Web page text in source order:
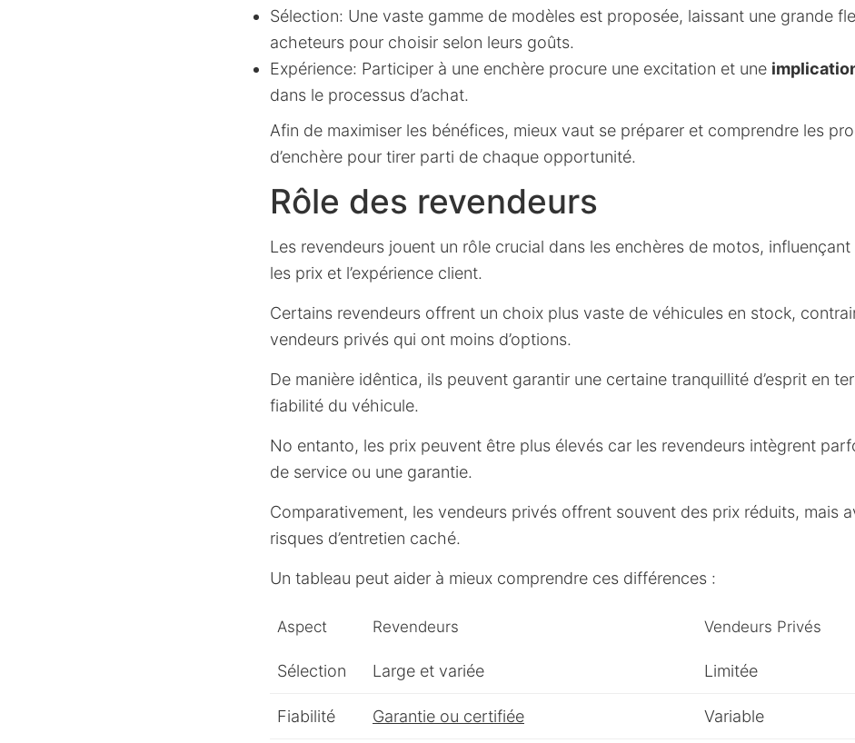
Sélection: Une vaste gamme de modèles est proposée, laissant une grande
acheteurs pour choisir selon leurs goûts.
Expérience: Participer à une enchère procure une excitation et une
dans le processus d’achat.
Afin de maximiser les bénéfices, mieux vaut se préparer et comprendre les
d’enchère pour tirer parti de chaque opportunité.
Rôle des revendeurs
Les revendeurs jouent un rôle crucial dans les enchères de motos,
les prix et l’expérience client.
Certains revendeurs offrent un choix plus vaste de véhicules en stock,
vendeurs privés qui ont moins d’options.
De manière idêntica, ils peuvent garantir une certaine tranquillité d’esprit en
fiabilité du véhicule.
No entanto, les prix peuvent être plus élevés car les revendeurs intègrent
de service ou une garantie.
Comparativement, les vendeurs privés offrent souvent des prix réduits, mais
risques d’entretien caché.
Un tableau peut aider à mieux comprendre ces différences :
Aspect Revendeurs Vendeurs Privés
Sélection Large et variée Limitée
Fiabilité Garantie ou certifiée Variable